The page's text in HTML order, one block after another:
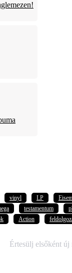
vinyl LP
testamentum
Action
Értesülj elsőként